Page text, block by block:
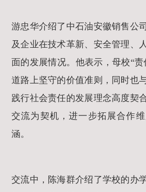
游忠华介绍了中石油安徽销售公
及企业在技术革新、安全管理、
面的发展情况。他表示，母校“
道路上坚守的价值准则，同时也
践行社会责任的发展理念高度契
交流为契机，进一步拓展合作
涵。
交流中，陈海群介绍了学校的办